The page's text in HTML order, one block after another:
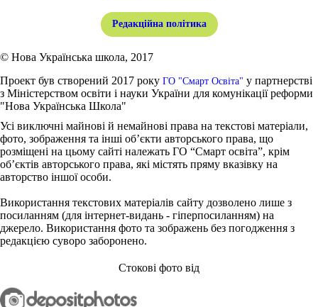
Редакційна політика
© Нова Українська школа, 2017
Проект був створений 2017 року ГО "Смарт Освіта" у партнерстві
з Міністерством освіти і науки України для комунікації реформи
"Нова Українська Школа"
Усі виключні майнові й немайнові права на текстові матеріали,
фото, зображення та інші об’єкти авторського права, що
розміщені на цьому сайті належать ГО “Смарт освіта”, крім
об’єктів авторського права, які містять пряму вказівку на
авторство іншої особи.
Використання текстових матеріалів сайту дозволено лише з
посиланням (для інтернет-видань - гіперпосиланням) на
джерело. Використання фото та зображень без погодження з
редакцією суворо заборонено.
Стокові фото від